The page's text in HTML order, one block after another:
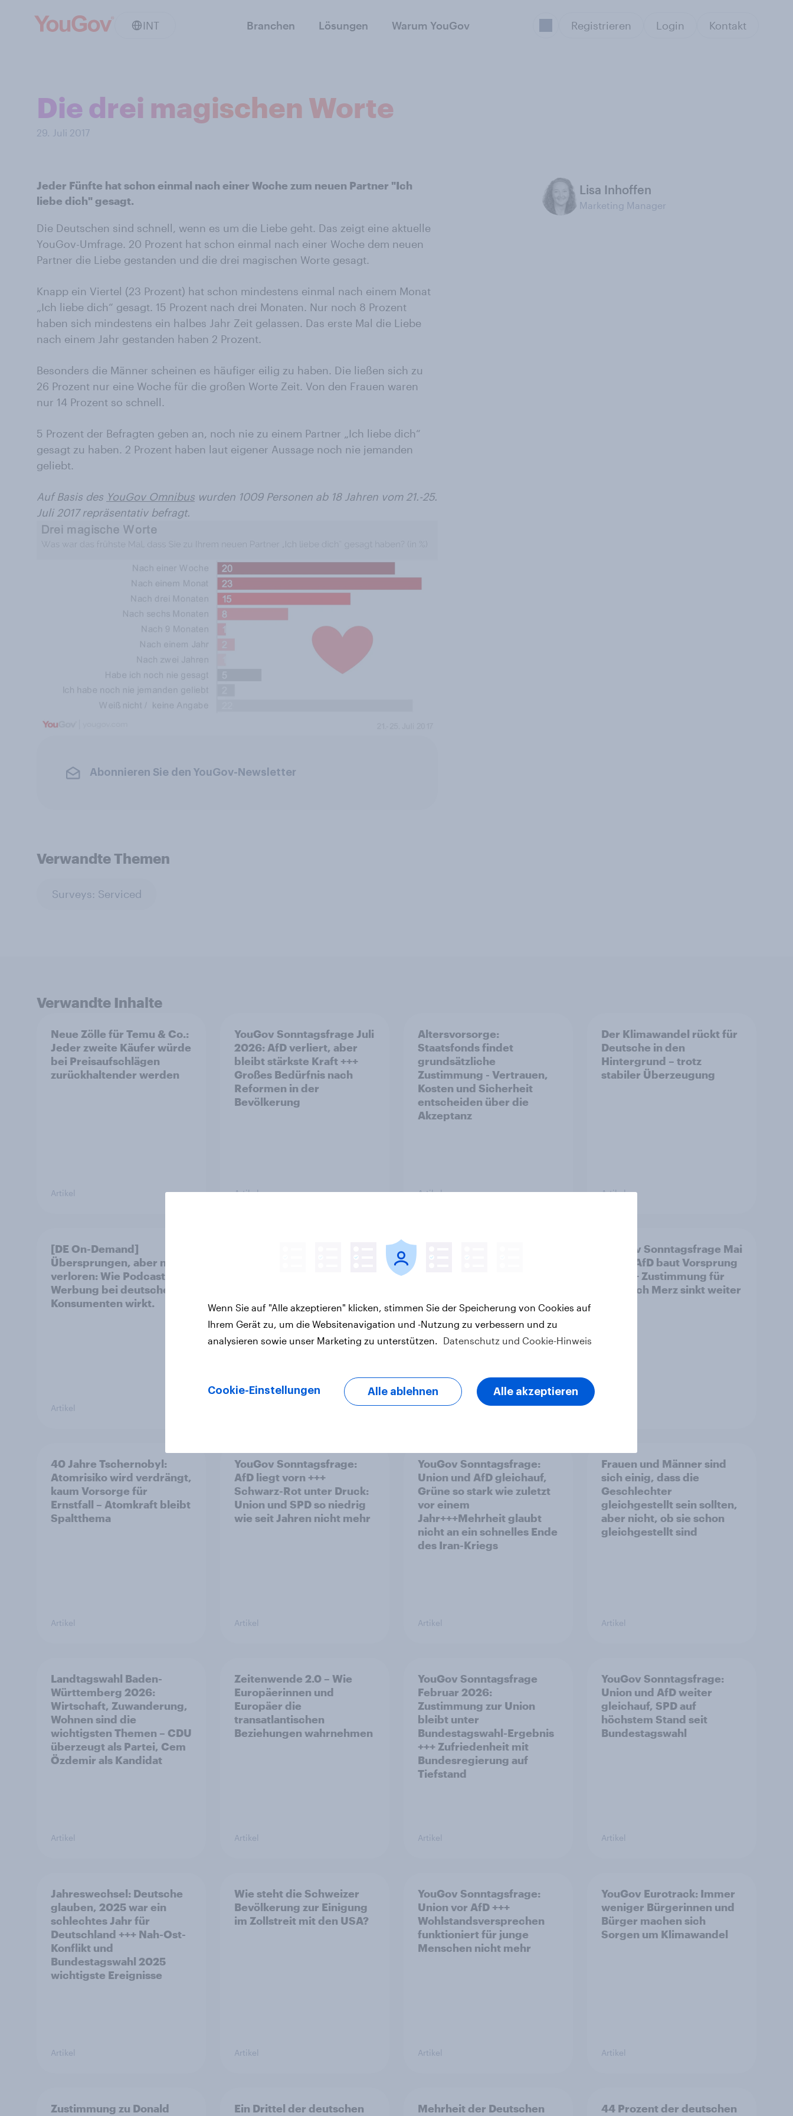
INT Branchen Lösungen Warum YouGov Registrieren Login Kontakt
Die drei magischen Worte
29. Juli 2017
Jeder Fünfte hat schon einmal nach einer Woche zum neuen Partner "Ich
liebe dich" gesagt.
Die Deutschen sind schnell, wenn es um die Liebe geht. Das zeigt eine aktuelle
YouGov-Umfrage. 20 Prozent hat schon einmal nach einer Woche dem neuen
Partner die Liebe gestanden und die drei magischen Worte gesagt.
Knapp ein Viertel (23 Prozent) hat schon mindestens einmal nach einem Monat
„Ich liebe dich“ gesagt. 15 Prozent nach drei Monaten. Nur noch 8 Prozent
haben sich mindestens ein halbes Jahr Zeit gelassen. Das erste Mal die Liebe
nach einem Jahr gestanden haben 2 Prozent.
Besonders die Männer scheinen es häufiger eilig zu haben. Die ließen sich zu
26 Prozent nur eine Woche für die großen Worte Zeit. Von den Frauen waren
nur 14 Prozent so schnell.
5 Prozent der Befragten geben an, noch nie zu einem Partner „Ich liebe dich“
gesagt zu haben. 2 Prozent haben laut eigener Aussage noch nie jemanden
geliebt.
Auf Basis des YouGov Omnibus wurden 1009 Personen ab 18 Jahren vom 21.-25.
Juli 2017 repräsentativ befragt.
Abonnieren Sie den YouGov-Newsletter
Lisa Inhoffen
Marketing Manager
Verwandte Themen
Surveys: Serviced
Verwandte Inhalte
Neue Zölle für Temu & Co.:
Jeder zweite Käufer würde
bei Preisaufschlägen
zurückhaltender werden
Artikel
YouGov Sonntagsfrage Juli
2026: AfD verliert, aber
bleibt stärkste Kraft +++
Großes Bedürfnis nach
Reformen in der
Bevölkerung
Artikel
Altersvorsorge:
Staatsfonds findet
grundsätzliche
Zustimmung - Vertrauen,
Kosten und Sicherheit
entscheiden über die
Akzeptanz
Artikel
Der Klimawandel rückt für
Deutsche in den
Hintergrund – trotz
stabiler Überzeugung
Artikel
[DE On-Demand]
Übersprungen, aber nicht
verloren: Wie Podcast-
Werbung bei deutschen
Konsumenten wirkt.
Artikel
AfD baut Vorsprung aus
Bürgerinnen und Bürger
wünschen sich Fußball-
WM ohne Politik
zur
klare Mehrheit, Zweifel an
Notwendigkeit der
Vorlagen steigen
Artikel
YouGov Sonntagsfrage Mai
2026: AfD baut Vorsprung
aus +++ Zustimmung für
Friedrich Merz sinkt weiter
40 Jahre Tschernobyl:
Atomrisiko wird verdrängt,
kaum Vorsorge für
Ernstfall – Atomkraft bleibt
Spaltthema
Artikel
YouGov Sonntagsfrage:
AfD liegt vorn +++
Schwarz-Rot unter Druck:
Union und SPD so niedrig
wie seit Jahren nicht mehr
Artikel
YouGov Sonntagsfrage:
Union und AfD gleichauf,
Grüne so stark wie zuletzt
vor einem
Jahr+++Mehrheit glaubt
nicht an ein schnelles Ende
des Iran-Kriegs
Artikel
Frauen und Männer sind
sich einig, dass die
Geschlechter
gleichgestellt sein sollten,
aber nicht, ob sie schon
gleichgestellt sind
Artikel
Landtagswahl Baden-
Württemberg 2026:
Wirtschaft, Zuwanderung,
Wohnen sind die
wichtigsten Themen – CDU
überzeugt als Partei, Cem
Özdemir als Kandidat
Artikel
Zeitenwende 2.0 – Wie
Europäerinnen und
Europäer die
transatlantischen
Beziehungen wahrnehmen
Artikel
YouGov Sonntagsfrage
Februar 2026:
Zustimmung zur Union
bleibt unter
Bundestagswahl-Ergebnis
+++ Zufriedenheit mit
Bundesregierung auf
Tiefstand
Artikel
YouGov Sonntagsfrage:
Union und AfD weiter
gleichauf, SPD auf
höchstem Stand seit
Bundestagswahl
Artikel
Jahreswechsel: Deutsche
glauben, 2025 war ein
schlechtes Jahr für
Deutschland +++ Nah-Ost-
Konflikt und
Bundestagswahl 2025
wichtigste Ereignisse
Artikel
Wie steht die Schweizer
Bevölkerung zur Einigung
im Zollstreit mit den USA?
Artikel
YouGov Sonntagsfrage:
Union vor AfD +++
Wohlstandsversprechen
funktioniert für junge
Menschen nicht mehr
Artikel
YouGov Eurotrack: Immer
weniger Bürgerinnen und
Bürger machen sich
Sorgen um Klimawandel
Artikel
Zustimmung zu Donald
Ein Drittel der deutschen
Mehrheit der Deutschen
44 Prozent der deutschen
Wenn Sie auf "Alle akzeptieren" klicken, stimmen Sie der Speicherung von Cookies auf
Ihrem Gerät zu, um die Websitenavigation und -Nutzung zu verbessern und zu
analysieren sowie unser Marketing zu unterstützen. Datenschutz und Cookie-Hinweis
Cookie-Einstellungen Alle ablehnen Alle akzeptieren